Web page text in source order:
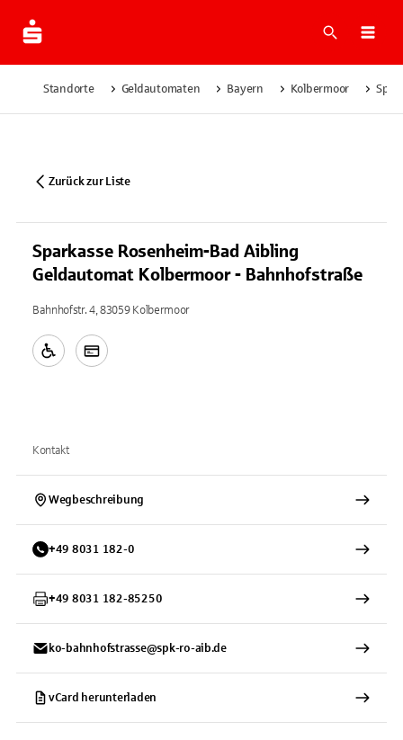
Suche
Standorte Geldautomaten Bayern Kolbermoor
Zurück zur Liste
Sparkasse Rosenheim-Bad Aibling
Geldautomat Kolbermoor - Bahnhofstraße
Bahnhofstr. 4, 83059 Kolbermoor
Kontakt
Wegbeschreibung
+49 8031 182-0
+49 8031 182-85250
ko-bahnhofstrasse@spk-ro-aib.de
vCard herunterladen